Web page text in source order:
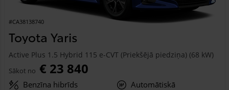
#CA38138740
Toyota Yaris
Active Plus 1.5 Hybrid 115 e-CVT (Priekšējā piedziņa) (68 kW)
Sākot no € 23 840
Benzīna hibrīds
Automātiskā